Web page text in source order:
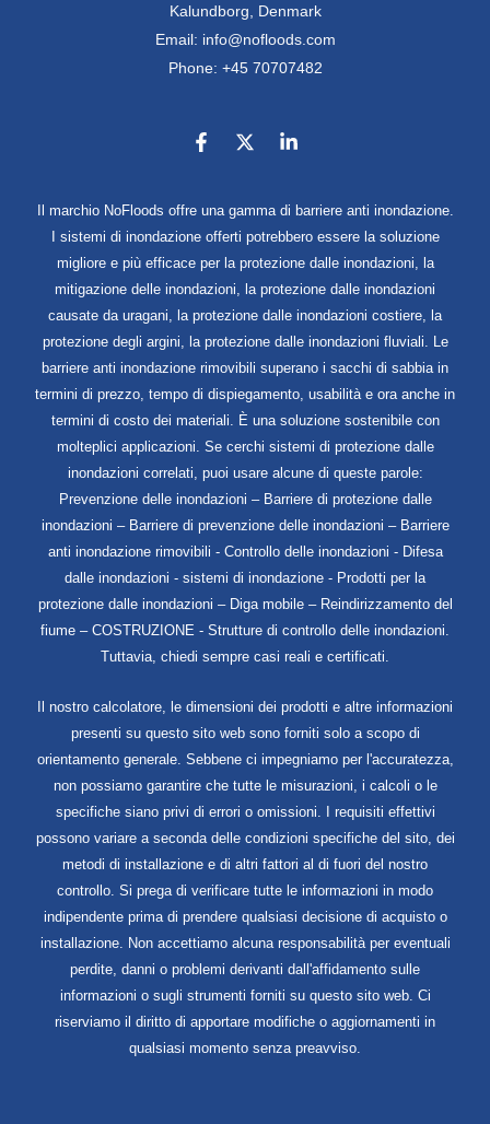
Kalundborg, Denmark
Email: info@nofloods.com
Phone: +45 70707482
Il marchio NoFloods offre una gamma di barriere anti inondazione.
I sistemi di inondazione offerti potrebbero essere la soluzione
migliore e più efficace per la protezione dalle inondazioni, la
mitigazione delle inondazioni, la protezione dalle inondazioni
causate da uragani, la protezione dalle inondazioni costiere, la
protezione degli argini, la protezione dalle inondazioni fluviali. Le
barriere anti inondazione rimovibili superano i sacchi di sabbia in
termini di prezzo, tempo di dispiegamento, usabilità e ora anche in
termini di costo dei materiali. È una soluzione sostenibile con
molteplici applicazioni. Se cerchi sistemi di protezione dalle
inondazioni correlati, puoi usare alcune di queste parole:
Prevenzione delle inondazioni – Barriere di protezione dalle
inondazioni – Barriere di prevenzione delle inondazioni – Barriere
anti inondazione rimovibili - Controllo delle inondazioni - Difesa
dalle inondazioni - sistemi di inondazione - Prodotti per la
protezione dalle inondazioni – Diga mobile – Reindirizzamento del
fiume – COSTRUZIONE - Strutture di controllo delle inondazioni.
Tuttavia, chiedi sempre casi reali e certificati.
Il nostro calcolatore, le dimensioni dei prodotti e altre informazioni
presenti su questo sito web sono forniti solo a scopo di
orientamento generale. Sebbene ci impegniamo per l'accuratezza,
non possiamo garantire che tutte le misurazioni, i calcoli o le
specifiche siano privi di errori o omissioni. I requisiti effettivi
possono variare a seconda delle condizioni specifiche del sito, dei
metodi di installazione e di altri fattori al di fuori del nostro
controllo. Si prega di verificare tutte le informazioni in modo
indipendente prima di prendere qualsiasi decisione di acquisto o
installazione. Non accettiamo alcuna responsabilità per eventuali
perdite, danni o problemi derivanti dall'affidamento sulle
informazioni o sugli strumenti forniti su questo sito web. Ci
riserviamo il diritto di apportare modifiche o aggiornamenti in
qualsiasi momento senza preavviso.